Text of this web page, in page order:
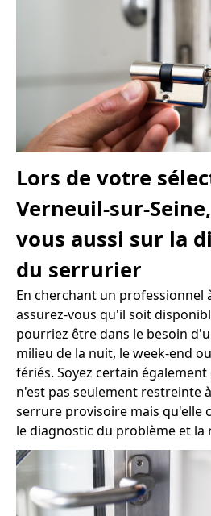
Lors de votre
Verneuil-sur-
vous aussi sur la
du serrurier
En cherchant un professionnel
assurez-vous qu'il soit
pourriez être dans le besoin
milieu de la nuit, le week-end
fériés. Soyez certain
n'est pas seulement restreinte
serrure provisoire mais qu'elle
le diagnostic du problème et